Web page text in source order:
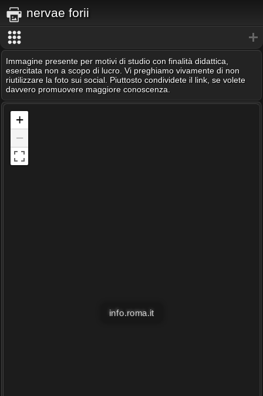
nervae forii
Immagine presente per motivi di studio con finalità didattica,
esercitata non a scopo di lucro. Vi preghiamo vivamente di non
riutilizzare la foto sui social. Piuttosto condividete il link, se volete
davvero promuovere maggiore conoscenza.
+
−
info.roma.it